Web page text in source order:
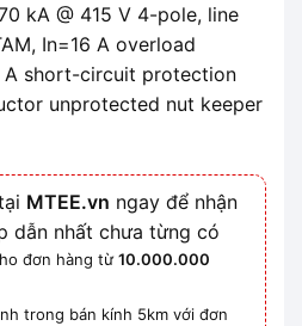
kA @ 415 V 4-pole, line
In=16 A overload
A short-circuit protection
unprotected nut keeper
MTEE.vn ngay để nhận
dẫn nhất chưa từng có
đơn hàng từ10.000.000
trong bán kính 5km với đơn